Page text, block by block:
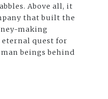
Above all, it
that built the
making
quest for
beings behind